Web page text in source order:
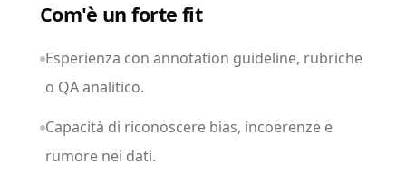
Com'è un forte fit
Esperienza con annotation guideline, rubriche
o QA analitico.
Capacità di riconoscere bias, incoerenze e
rumore nei dati.